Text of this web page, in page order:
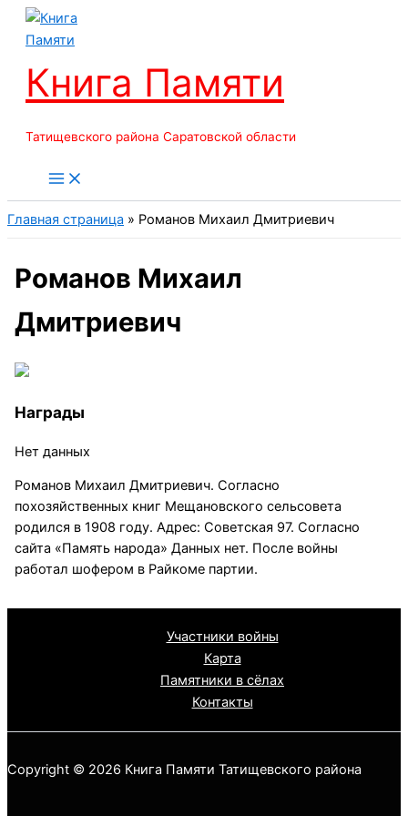
Перейти
Книга Памяти
Татищевского района Саратовской области
Главная страница » Романов Михаил Дмитриевич
Романов Михаил
Дмитриевич
Награды
Нет данных
Романов Михаил Дмитриевич. Согласно
похозяйственных книг Мещановского сельсовета
родился в 1908 году. Адрес: Советская 97. Согласно
сайта «Память народа» Данных нет. После войны
работал шофером в Райкоме партии.
Участники войны
Карта
Памятники в сёлах
Контакты
Copyright © 2026 Книга Памяти Татищевского района